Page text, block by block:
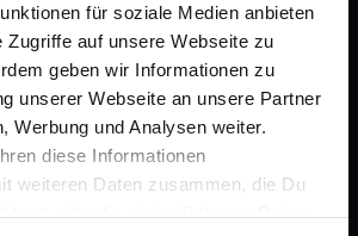
für soziale Medien anbieten
Zugriffe auf unsere Webseite zu
geben wir Informationen zu
unserer Webseite an unsere Partner
Werbung und Analysen weiter.
diese Informationen
weiteren Daten zusammen, die Du
hast oder die sie im Rahmen Deiner